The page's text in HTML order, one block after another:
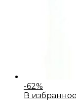
-62%
В избранное